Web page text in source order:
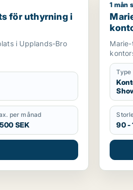
uthyrning i Upplands-Bro
för uthyrning i
i Upplands-Bro
per månad
SEK
1 mån
Type
90 -